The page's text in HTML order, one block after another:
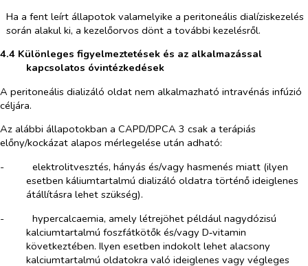
Ha a fent leírt állapotok valamelyike a peritoneális dialíziskezelés
során alakul ki, a kezelőorvos dönt a további kezelésről.
4.4 Különleges figyelmeztetések és az alkalmazással
kapcsolatos óvintézkedések
A peritoneális dializáló oldat nem alkalmazható intravénás infúzió
céljára.
Az alábbi állapotokban a CAPD/DPCA 3 csak a terápiás
előny/kockázat alapos mérlegelése után adható:
-​
elektrolitvesztés, hányás és/vagy hasmenés miatt (ilyen
esetben káliumtartalmú dializáló oldatra történő ideiglenes
átállításra lehet szükség).
-​
hypercalcaemia, amely létrejöhet például nagydózisú
kalciumtartalmú foszfátkötők és/vagy D‑vitamin
következtében. Ilyen esetben indokolt lehet alacsony
kalciumtartalmú oldatokra való ideiglenes vagy végleges